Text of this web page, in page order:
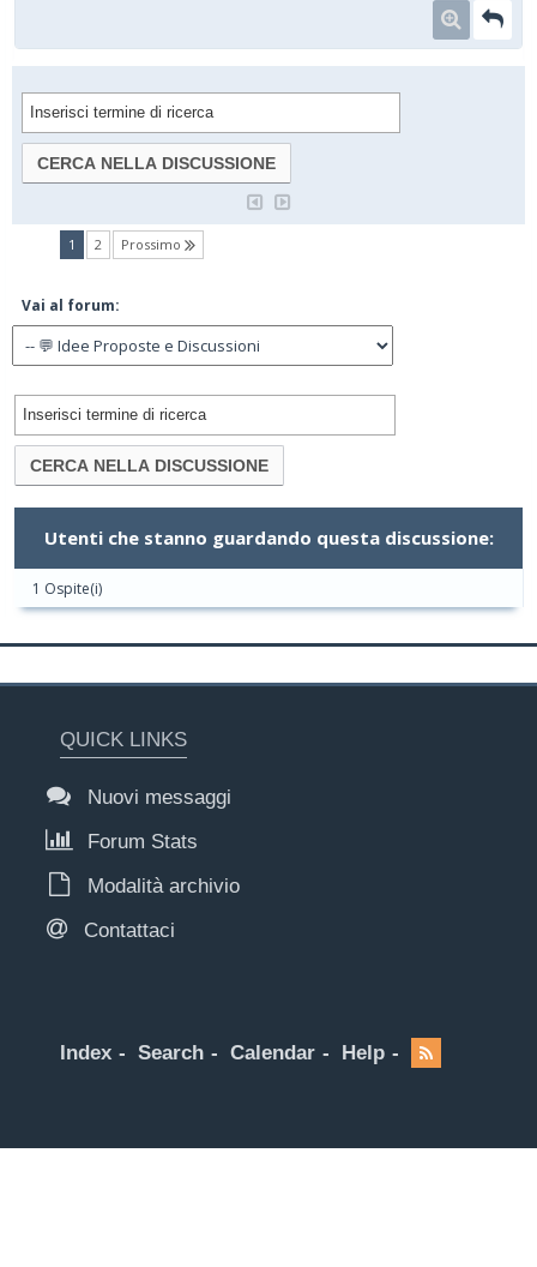
1 (current)
2 Prossimo
Vai al forum:
Utenti che stanno guardando questa discussione:
1 Ospite(i)
QUICK LINKS
Nuovi messaggi
Forum Stats
Modalità archivio
Contattaci
Index Search Calendar Help